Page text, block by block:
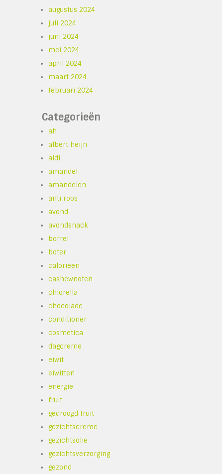
augustus 2024
juli 2024
juni 2024
mei 2024
april 2024
maart 2024
februari 2024
Categorieën
ah
albert heijn
aldi
amandel
amandelen
anti roos
avond
avondsnack
borrel
boter
calorieen
cashewnoten
chlorella
chocolade
conditioner
cosmetica
dagcreme
eiwit
eiwitten
energie
fruit
gedroogd fruit
gezichtscreme
gezichtsolie
gezichtsverzorging
gezond